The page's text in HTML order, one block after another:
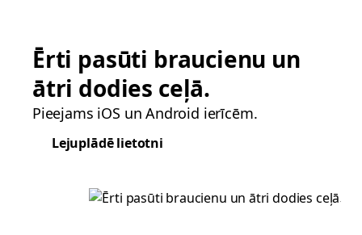
Ērti pasūti braucienu un
ātri dodies ceļā.
Pieejams iOS un Android ierīcēm.
Lejuplādē lietotni